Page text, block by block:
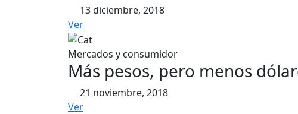
13 diciembre, 2018
Ver
Mercados y consumidor
Más pesos, pero menos
21 noviembre, 2018
Ver